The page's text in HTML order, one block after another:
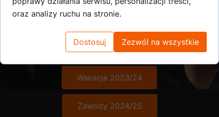
Wakacje 2023/24
Wakacje 2022/23
Zawody 2024/25
oraz analizy ruchu na stronie.
Dostosuj Zezwól na wszystkie